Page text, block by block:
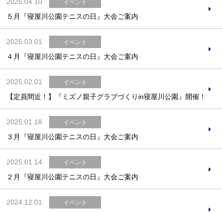
イベント
５月『寝屋川公園テニスの日』大会ご案内
2025.03.01 イベント
４月『寝屋川公園テニスの日』大会ご案内
2025.02.01 イベント
【定員間近！】『ミズノ親子グラブづくりin寝屋川公園』開催！
2025.01.18 イベント
３月『寝屋川公園テニスの日』大会ご案内
2025.01.14 イベント
２月『寝屋川公園テニスの日』大会ご案内
2024.12.01 イベント